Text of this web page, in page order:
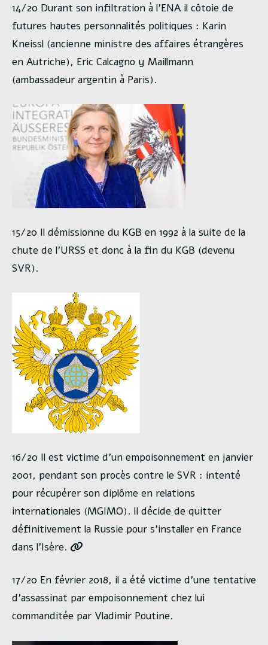
14/20 Durant son infiltration à l’ENA il côtoie de
futures hautes personnalités politiques : Karin
Kneissl (ancienne ministre des affaires étrangères
en Autriche), Eric Calcagno y Maillmann
(ambassadeur argentin à Paris).
15/20 Il démissionne du KGB en 1992 à la suite de la
chute de l’URSS et donc à la fin du KGB (devenu
SVR).
16/20 Il est victime d’un empoisonnement en janvier
2001, pendant son procès contre le SVR : intenté
pour récupérer son diplôme en relations
internationales (MGIMO). Il décide de quitter
définitivement la Russie pour s’installer en France
dans l’Isère.
17/20 En février 2018, il a été victime d’une tentative
d’assassinat par empoisonnement chez lui
commanditée par Vladimir Poutine.